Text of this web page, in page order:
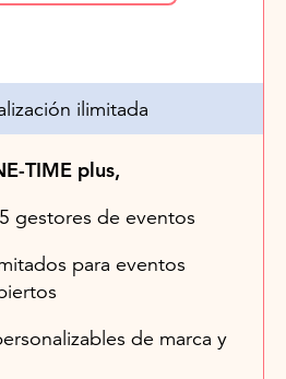
ilimitada
TIME plus,
gestores de eventos
para eventos
de marca y